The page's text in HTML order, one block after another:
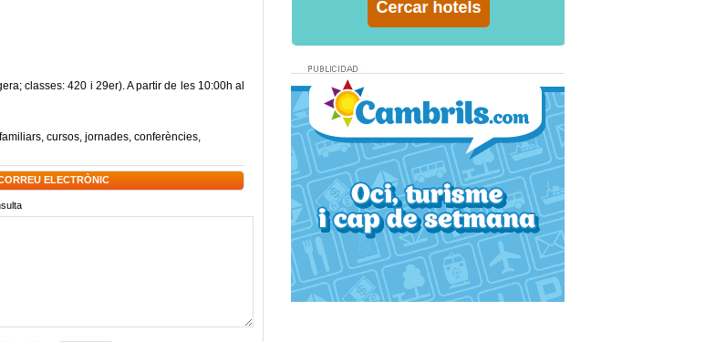
classes: 420 i 29er). A partir de les 10:00h al
, cursos, jornades, conferències,
ELECTRÒNIC